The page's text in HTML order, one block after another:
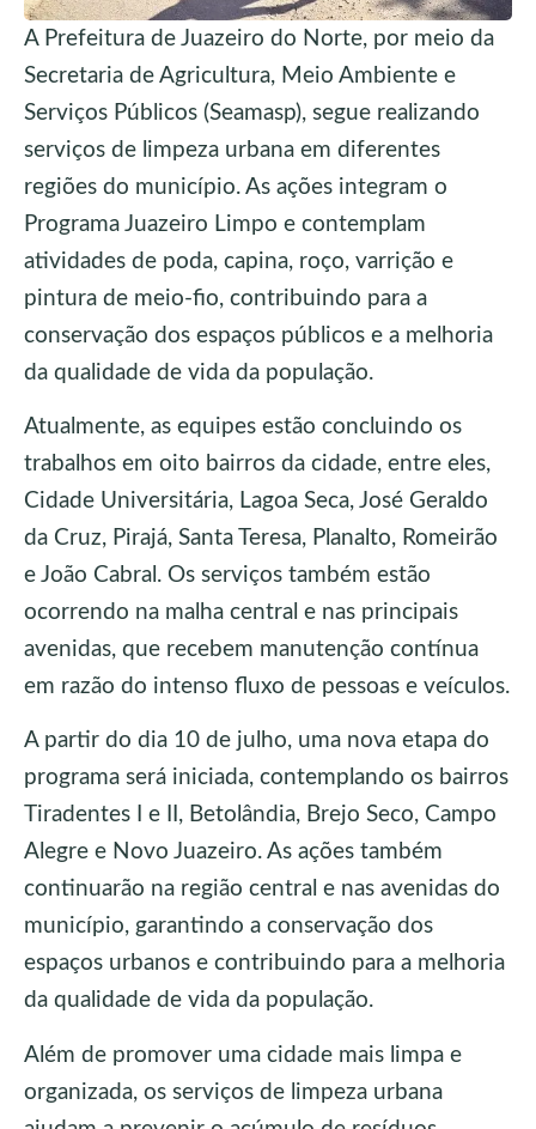
A Prefeitura de Juazeiro do Norte, por meio da
Secretaria de Agricultura, Meio Ambiente e
Serviços Públicos (Seamasp), segue realizando
serviços de limpeza urbana em diferentes
regiões do município. As ações integram o
Programa Juazeiro Limpo e contemplam
atividades de poda, capina, roço, varrição e
pintura de meio-fio, contribuindo para a
conservação dos espaços públicos e a melhoria
da qualidade de vida da população.
Atualmente, as equipes estão concluindo os
trabalhos em oito bairros da cidade, entre eles,
Cidade Universitária, Lagoa Seca, José Geraldo
da Cruz, Pirajá, Santa Teresa, Planalto, Romeirão
e João Cabral. Os serviços também estão
ocorrendo na malha central e nas principais
avenidas, que recebem manutenção contínua
em razão do intenso fluxo de pessoas e veículos.
A partir do dia 10 de julho, uma nova etapa do
programa será iniciada, contemplando os bairros
Tiradentes I e II, Betolândia, Brejo Seco, Campo
Alegre e Novo Juazeiro. As ações também
continuarão na região central e nas avenidas do
município, garantindo a conservação dos
espaços urbanos e contribuindo para a melhoria
da qualidade de vida da população.
Além de promover uma cidade mais limpa e
organizada, os serviços de limpeza urbana